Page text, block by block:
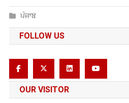
ਪੰਜਾਬ
FOLLOW US
OUR VISITOR